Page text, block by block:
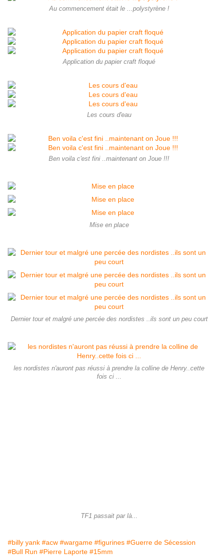
Au commencement était le ...polystyrène !
Application du papier craft floqué
Les cours d'eau
Ben voila c'est fini ..maintenant on Joue !!!
Mise en place
Dernier tour et malgré une percée des nordistes ..ils sont un peu court
les nordistes n'auront pas réussi à prendre la colline de Henry..cette
fois ci ...
TF1 passait par là...
#billy yank #acw #wargame #figurines #Guerre de Sécession
#Bull Run #Pierre Laporte #15mm